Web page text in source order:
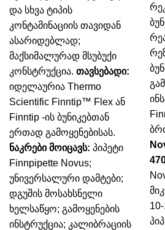
და სხვა ტიპის
კონტამინაციის თავიდან
ასარიდებლად;
მაქსიმალურად მსუბუქი
კონსტრუქცია. თავსებადი:
იდელაურია Thermo
Scientific Finntip™ Flex ან
Finntip -ის ბუნიკებთან
ერთად გამოყენებისას.
ნაკრები მოიცავს: პიპეტი
Finnpipette Novus;
უნივერსალური დამტები;
დგუშის მოსახსნელი
ხელსაწყო; გამოყენების
ინსტრუქცია; კალიბრაციის